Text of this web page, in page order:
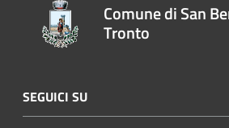
Comune di San
Tronto
SEGUICI SU